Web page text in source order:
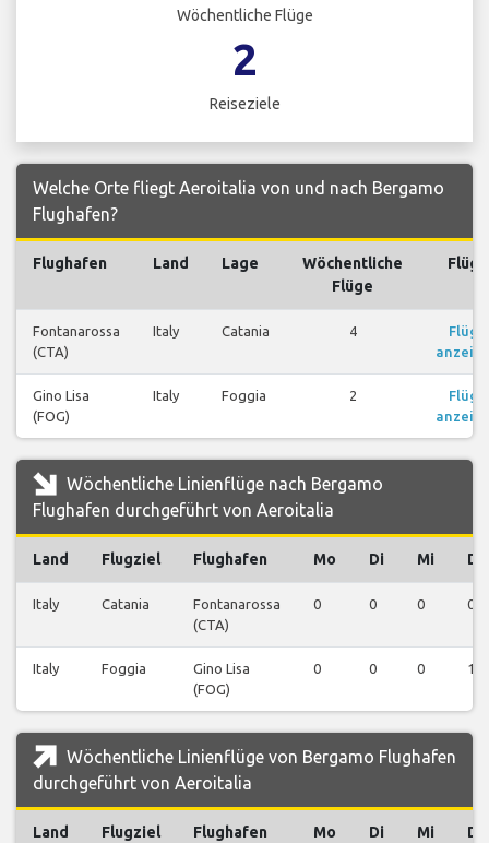
Wöchentliche Flüge
2
Reiseziele
Welche Orte fliegt Aeroitalia von und nach Bergamo
Flughafen?
Flughafen Land Lage
Wöchentliche
Flüge
Flüge
Fontanarossa
(CTA)
Italy Catania 4
Flüge
Gino Lisa
(FOG)
Italy Foggia 2
Flüge
Wöchentliche Linienflüge nach Bergamo
Flughafen durchgeführt von Aeroitalia
Land Flugziel Flughafen Mo Di Mi Do
Italy Catania
Fontanarossa
(CTA)
0 0 0 0
Italy Foggia
Gino Lisa
(FOG)
0 0 0 1
Wöchentliche Linienflüge von Bergamo Flughafen
durchgeführt von Aeroitalia
Land Flugziel Flughafen Mo Di Mi Do